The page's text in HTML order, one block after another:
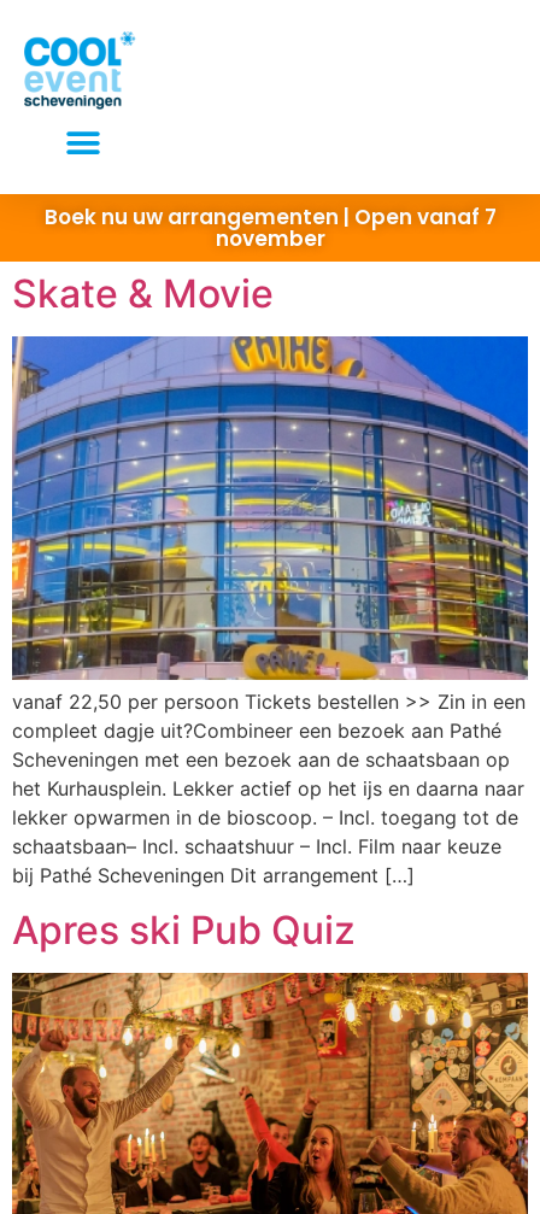
Elke dag open van 10 tot 22 uur
Boek nu uw arrangementen | Open vanaf 7
november
Skate & Movie
vanaf 22,50 per persoon Tickets bestellen >> Zin in een
compleet dagje uit?Combineer een bezoek aan Pathé
Scheveningen met een bezoek aan de schaatsbaan op
het Kurhausplein. Lekker actief op het ijs en daarna naar
lekker opwarmen in de bioscoop. – Incl. toegang tot de
schaatsbaan– Incl. schaatshuur – Incl. Film naar keuze
bij Pathé Scheveningen Dit arrangement […]
Apres ski Pub Quiz​